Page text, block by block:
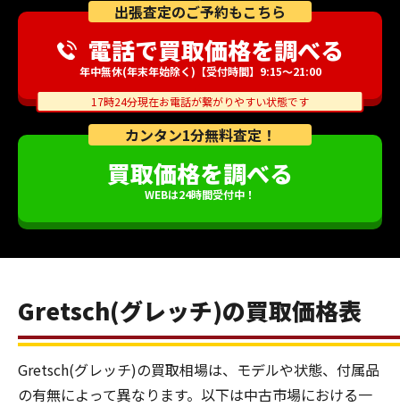
カンタン1分無料査定！
買取価格を調べる
WEBは24時間受付中！
出張査定のご予約もこちら
電話で買取価格を調べる
年中無休(年末年始除く)【受付時間】9:15～21:00
17時24分現在お電話が繋がりやすい状態です
Gretsch(グレッチ)の買取価格表
Gretsch(グレッチ)の買取相場は、モデルや状態、付属品
の有無によって異なります。以下は中古市場における一